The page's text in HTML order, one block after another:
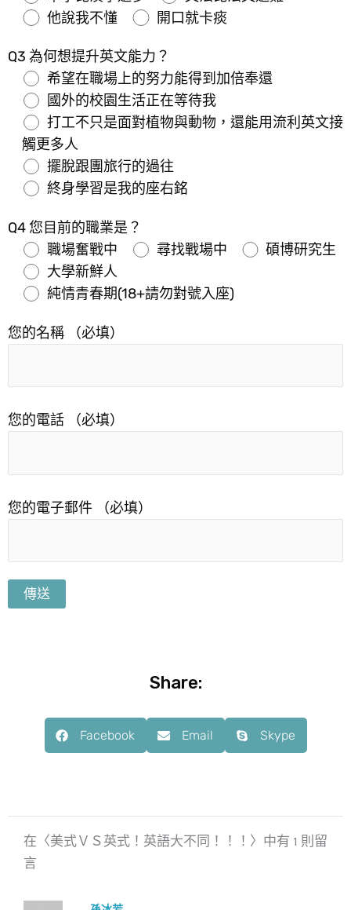
他說我不懂
開口就卡痰
Q3 為何想提升英文能力？
希望在職場上的努力能得到加倍奉還
國外的校園生活正在等待我
打工不只是面對植物與動物，還能用流利英文接
觸更多人
擺脫跟團旅行的過往
終身學習是我的座右銘
Q4 您目前的職業是？
職場奮戰中
尋找戰場中
碩博研究生
大學新鮮人
純情青春期(18+請勿對號入座)
您的名稱 （必填）
您的電話 （必填）
您的電子郵件 （必填）
Share:
Facebook Email Skype
在〈美式ＶＳ英式！英語大不同！！！〉中有 1 則留
言